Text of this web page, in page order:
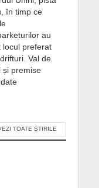
în timp ce
au
locul preferat
Val de
și premise
TOATE ȘTIRILE